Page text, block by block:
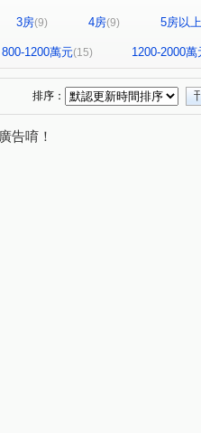
(1) 卡第亞大廈 (1) 艾美館(1)
甘露大樓區(1) 旺時代 (1)
鄰語堂
(1) 保泰路(1) 南台路(1)
和
(1) 鼎強街(1) 博愛二路(1)
橋新一路(1) 五和路(1)
和興
大連街
3房(9) 4房(9) 5房以上
800-1200萬元(15) 1200-2000萬
排序：
告唷！